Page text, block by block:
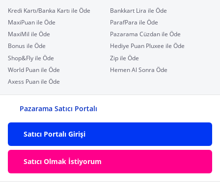
Kredi Kartı/Banka Kartı ile Öde
Bankkart Lira ile Öde
MaxiPuan ile Öde
ParafPara ile Öde
MaxiMil ile Öde
Pazarama Cüzdan ile Öde
Bonus ile Öde
Hediye Puan Pluxee ile Öde
Shop&Fly ile Öde
Zip ile Öde
World Puan ile Öde
Hemen Al Sonra Öde
Axess Puan ile Öde
Pazarama Satıcı Portalı
Satıcı Portalı Girişi
Satıcı Olmak İstiyorum